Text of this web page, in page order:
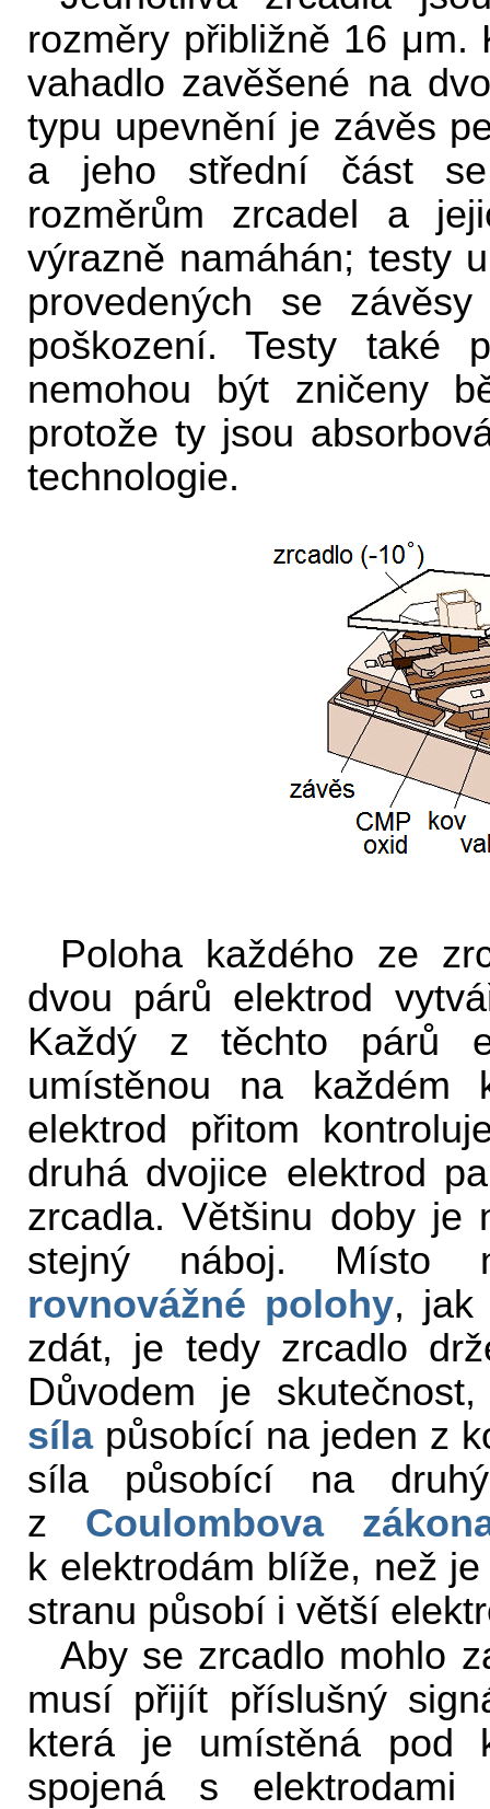
rozměry přibližně 16 μm.
vahadlo zavěšené na
typu upevnění je závěs
a jeho střední část
rozměrům zrcadel a
výrazně namáhán; testy
provedených se
poškození. Testy také
nemohou být zničeny
protože ty jsou
technologie.
Poloha každého ze
dvou párů elektrod
Každý z těchto párů
umístěnou na každém
elektrod přitom
druhá dvojice elektrod
zrcadla. Většinu doby je
stejný náboj. Místo
rovnovážné polohy, jak
zdát, je tedy zrcadlo
Důvodem je
sílapůsobící na jeden z
síla působící na
z Coulombova
k elektrodám blíže, než
stranu působí i větší
Aby se zrcadlo mohlo
musí přijít příslušný
která je umístěná pod
spojená s elektrodami